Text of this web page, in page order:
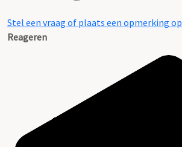
Stel een vraag of plaats een opmerking
Reageren